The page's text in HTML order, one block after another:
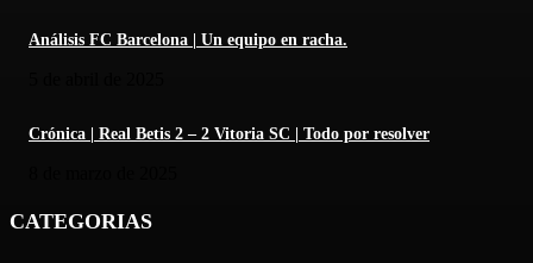
Análisis FC Barcelona | Un equipo en racha.
Crónica | Real Betis 2 – 2 Vitoria SC | Todo por resolver
CATEGORIAS